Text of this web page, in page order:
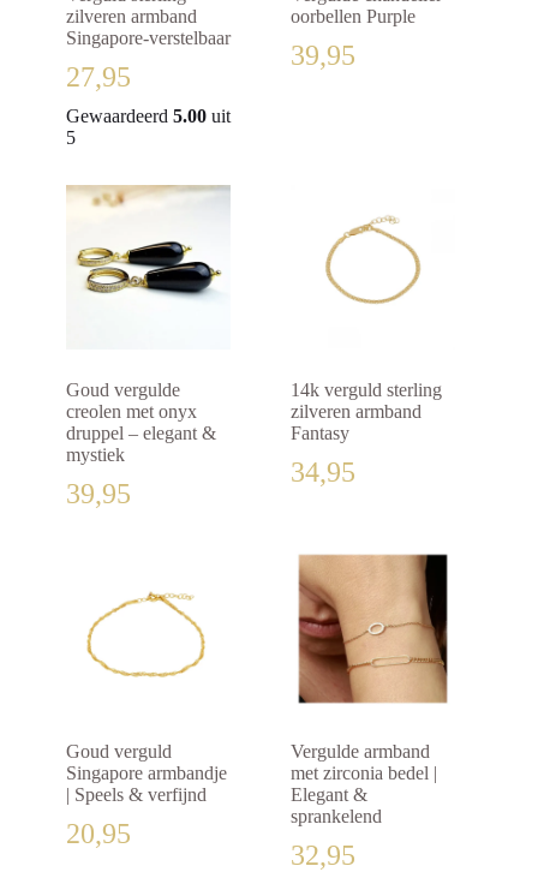
zilveren armband
Singapore-verstelbaar
27,95
Gewaardeerd 5.00 uit
5
oorbellen Purple
39,95
Goud vergulde
creolen met onyx
druppel – elegant &
mystiek
39,95
14k verguld sterling
zilveren armband
Fantasy
34,95
Goud verguld
Singapore armbandje
| Speels & verfijnd
20,95
Vergulde armband
met zirconia bedel |
Elegant &
sprankelend
32,95